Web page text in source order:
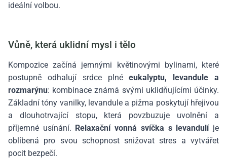
ideální volbou.
Vůně, která uklidní mysl i tělo
Kompozice začíná jemnými květinovými bylinami, které
postupně odhalují srdce plnéeukalyptu, levandule a
rozmarýnu: kombinace známá svými uklidňujícími účinky.
Základní tóny vanilky, levandule a pižma poskytují hřejivou
a dlouhotrvající stopu, která povzbuzuje uvolnění a
příjemné usínání. Relaxační vonná svíčka s levandulíje
oblíbená pro svou schopnost snižovat stres a vytvářet
pocit bezpečí.